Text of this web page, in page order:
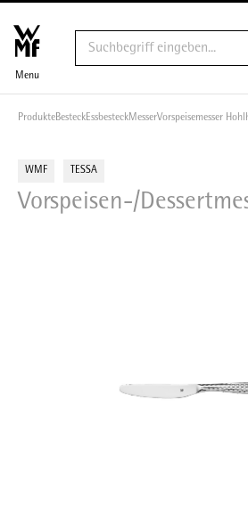
Menu
ProdukteBesteckEssbesteckMesserVorspeisemesser
WMF TESSA
Vorspeisen-/